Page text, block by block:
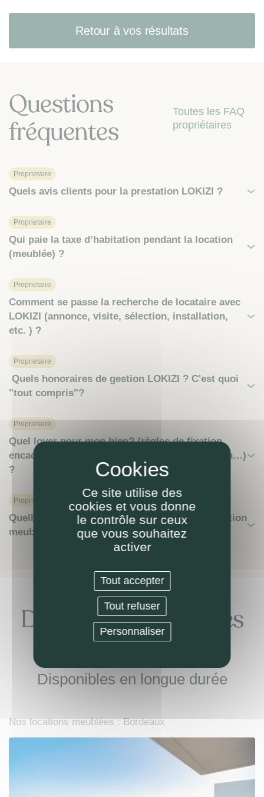
Retour à vos résultats
Questions
fréquentes
Toutes les FAQ
propriétaires
Proprietaire
Quels avis clients pour la prestation LOKIZI ?
Proprietaire
Qui paie la taxe d’habitation pendant la location
(meublée) ?
Proprietaire
Comment se passe la recherche de locataire avec
LOKIZI (annonce, visite, sélection, installation,
etc. ) ?
Proprietaire
Quels honoraires de gestion LOKIZI ? C'est quoi
"tout compris"?
Proprietaire
Quel loyer pour mon bien? (règles de fixation,
encadrement, indexation, relocation, estimation…)
?
Proprietaire
Quelle(s) démarche(s) pour faire gérer ma location
meublée par LOKIZI ?
Découvrez nos autres
locations meublées
Disponibles en longue durée
Nos locations meublées : Bordeaux
Ce site utilise des
cookies et vous donne
le contrôle sur ceux
que vous souhaitez
activer
Tout accepter
Tout refuser
Personnaliser